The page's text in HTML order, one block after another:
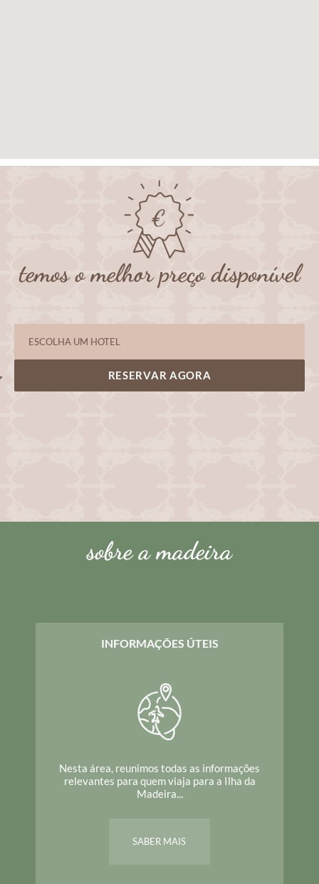
temos o melhor preço disponível
RESERVAR AGORA
sobre a madeira
INFORMAÇÕES ÚTEIS
Nesta área, reunimos todas as informações
relevantes para quem viaja para a Ilha da
Madeira...
SABER MAIS